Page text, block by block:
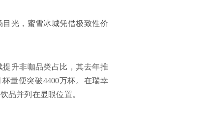
光，蜜雪冰城凭借极致性价
升非咖品类占比，其去年推
量便突破4400万杯。在瑞幸
品并列在显眼位置。